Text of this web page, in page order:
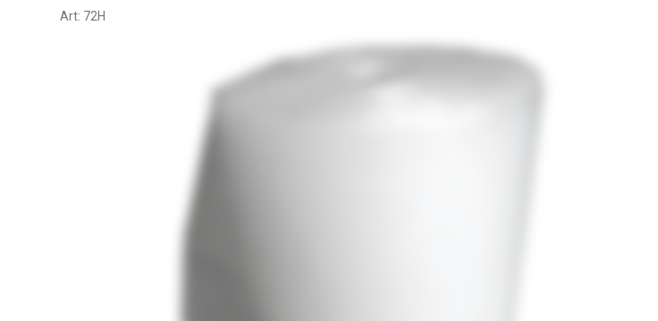
Art: 72H